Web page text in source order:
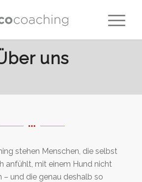
uns
stehen Menschen, die selbst
anfühlt, mit einem Hund nicht
und die genau deshalb so